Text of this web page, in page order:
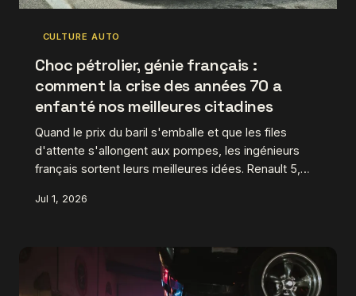
CULTURE AUTO
Choc pétrolier, génie français :
comment la crise des années 70 a
enfanté nos meilleures citadines
Quand le prix du baril s'emballe et que les files
d'attente s'allongent aux pompes, les ingénieurs
français sortent leurs meilleures idées. Renault 5,
sous la contrainte sont aujourd'hui des icônes
Jul 1, 2026